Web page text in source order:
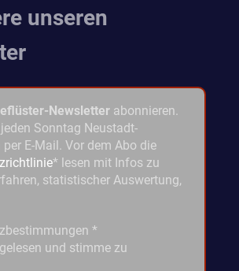
unseren
Newsletter abonnieren.
Sonntag Neustadt-
per E-Mail. Vor dem Abo die
* lesen mit Infos zu
statistischer Auswertung,
*
und stimme zu